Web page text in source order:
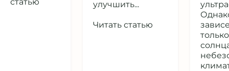
улучшить...
Читать статью